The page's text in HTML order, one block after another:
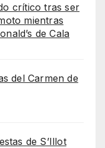
crítico tras ser
mientras
de Cala
del Carmen de
de S’Illot